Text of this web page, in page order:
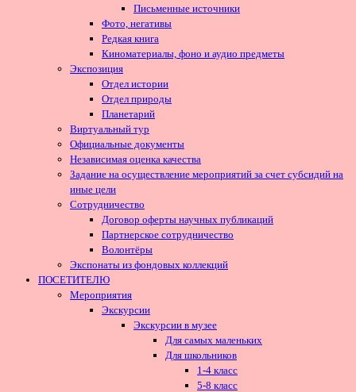
Письменные источники
Фото, негативы
Редкая книга
Киноматериалы, фоно и аудио предметы
Экспозиция
Отдел истории
Отдел природы
Планетарий
Виртуальный тур
Официальные документы
Независимая оценка качества
Задание на осуществление мероприятий за счет субсидий на
иные цели
Сотрудничество
Договор оферты научных публикаций
Партнерское сотрудничество
Волонтёры
Экспонаты из фондовых коллекций
ПОСЕТИТЕЛЮ
Мероприятия
Экскурсии
Экскурсии в музее
Для самых маленьких
Для школьников
1-4 класс
5-8 класс